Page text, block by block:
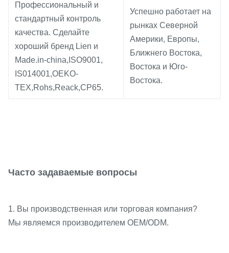
Профессиональный и
стандартный контроль
качества. Сделайте
хороший бренд Lien и
Made.in-china,ISO9001,
IS014001,OEKO-
TEX,Rohs,Reack,CP65.
Успешно работает на
рынках Северной
Америки, Европы,
Ближнего Востока,
Востока и Юго-
Востока.
Часто задаваемые вопросы
1. Вы производственная или торговая компания?
Мы являемся производителем OEM/ODM.